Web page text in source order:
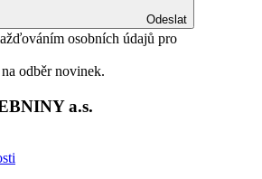
Odeslat
osobních údajů pro
odběr novinek.
a.s.